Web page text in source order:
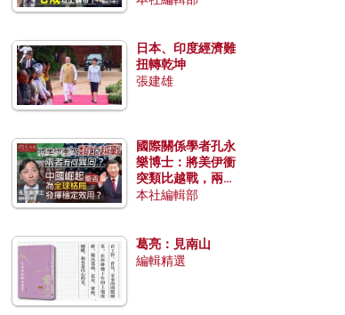
日本、印度經濟難
扭轉乾坤
張建雄
國際關係學者孔永
樂博士：將美伊衝
突類比越戰，兩者
有何異同？中國崛
本社編輯部
葛亮：見南山
編輯精選